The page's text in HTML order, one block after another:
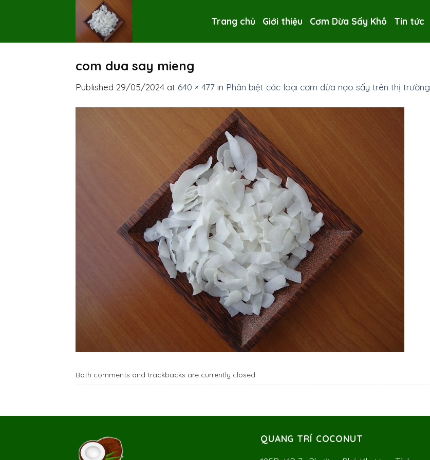
Trang chủ Giới thiệu Cơm Dừa Sấy Khô Tin tức
com dua say mieng
Published 29/05/2024 at 640 × 477 in Phân biệt các loại cơm dừa nạo sấy trên thị trường
Both comments and trackbacks are currently closed.
QUANG TRÍ COCONUT